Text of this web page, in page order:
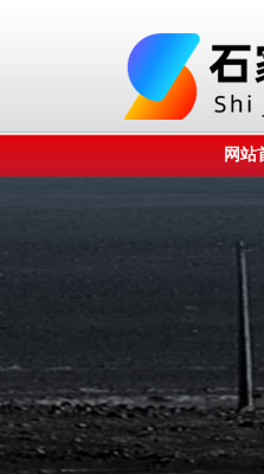
网站